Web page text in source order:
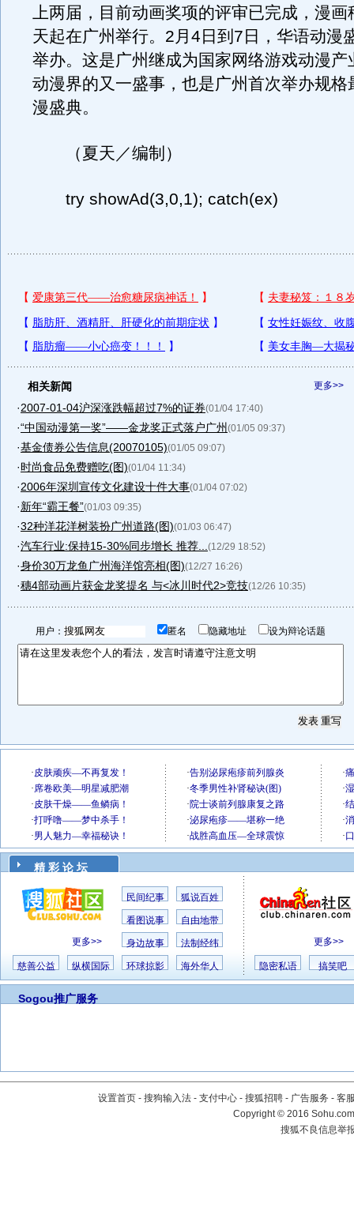
上两届，目前动画奖项的评审已完成，漫画
天起在广州举行。2月4日到7日，华语动漫
举办。这是广州继成为国家网络游戏动漫产
动漫界的又一盛事，也是广州首次举办规格
漫盛典。
（夏天／编制）
try showAd(3,0,1); catch(ex)
更多>>
相关新闻
·2007-01-04沪深涨跌幅超过7%的证券(01/04 17:40)
·“中国动漫第一奖”——金龙奖正式落户广州 (01/05 09:37)
·基金债券公告信息(20070105)(01/05 09:07)
·时尚食品免费赠吃(图)(01/04 11:34)
·2006年深圳宣传文化建设十件大事(01/04 07:02)
·新年“霸王餐”(01/03 09:35)
·32种洋花洋树装扮广州道路(图)(01/03 06:47)
·汽车行业:保持15-30%同步增长 推荐... (12/29 18:52)
·身价30万龙鱼广州海洋馆亮相(图)(12/27 16:26)
·穗4部动画片获金龙奖提名 与<冰川时代2>竞技(12/26 10:35)
用户： 匿名 隐藏地址 设为辩论话题
精 彩 论 坛
更多>>
民间纪事 狐说百姓
看图说事 自由地带
身边故事 法制经纬
慈善公益 纵横国际 环球掠影 海外华人
更多>>
隐密私语 搞笑吧
Sogou推广服务
设置首页 - 搜狗输入法 - 支付中心 - 搜狐招聘 - 广告服务 - 客
Copyright©2016
搜狐不良信息举